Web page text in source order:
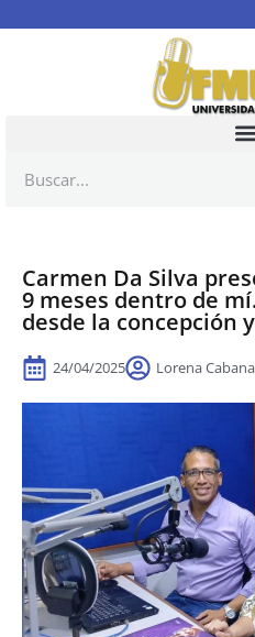
Carmen Da Silva
9 meses dentro de
desde la concepción
24/04/2025 Lorena Cabana